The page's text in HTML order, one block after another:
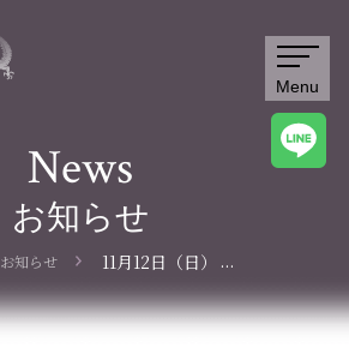
Menu
News
お知らせ
お知らせ
11月12日（日）
校公開スクーリ
...